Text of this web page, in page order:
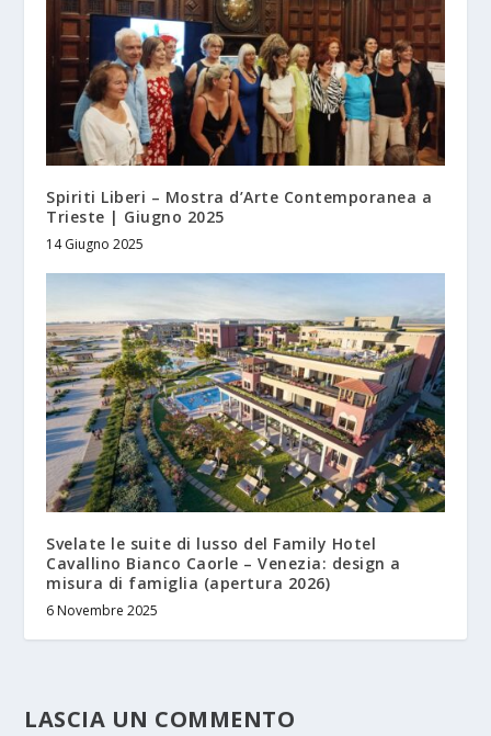
Spiriti Liberi – Mostra d’Arte Contemporanea a
Trieste | Giugno 2025
14 Giugno 2025
Svelate le suite di lusso del Family Hotel
Cavallino Bianco Caorle – Venezia: design a
misura di famiglia (apertura 2026)
6 Novembre 2025
LASCIA UN COMMENTO